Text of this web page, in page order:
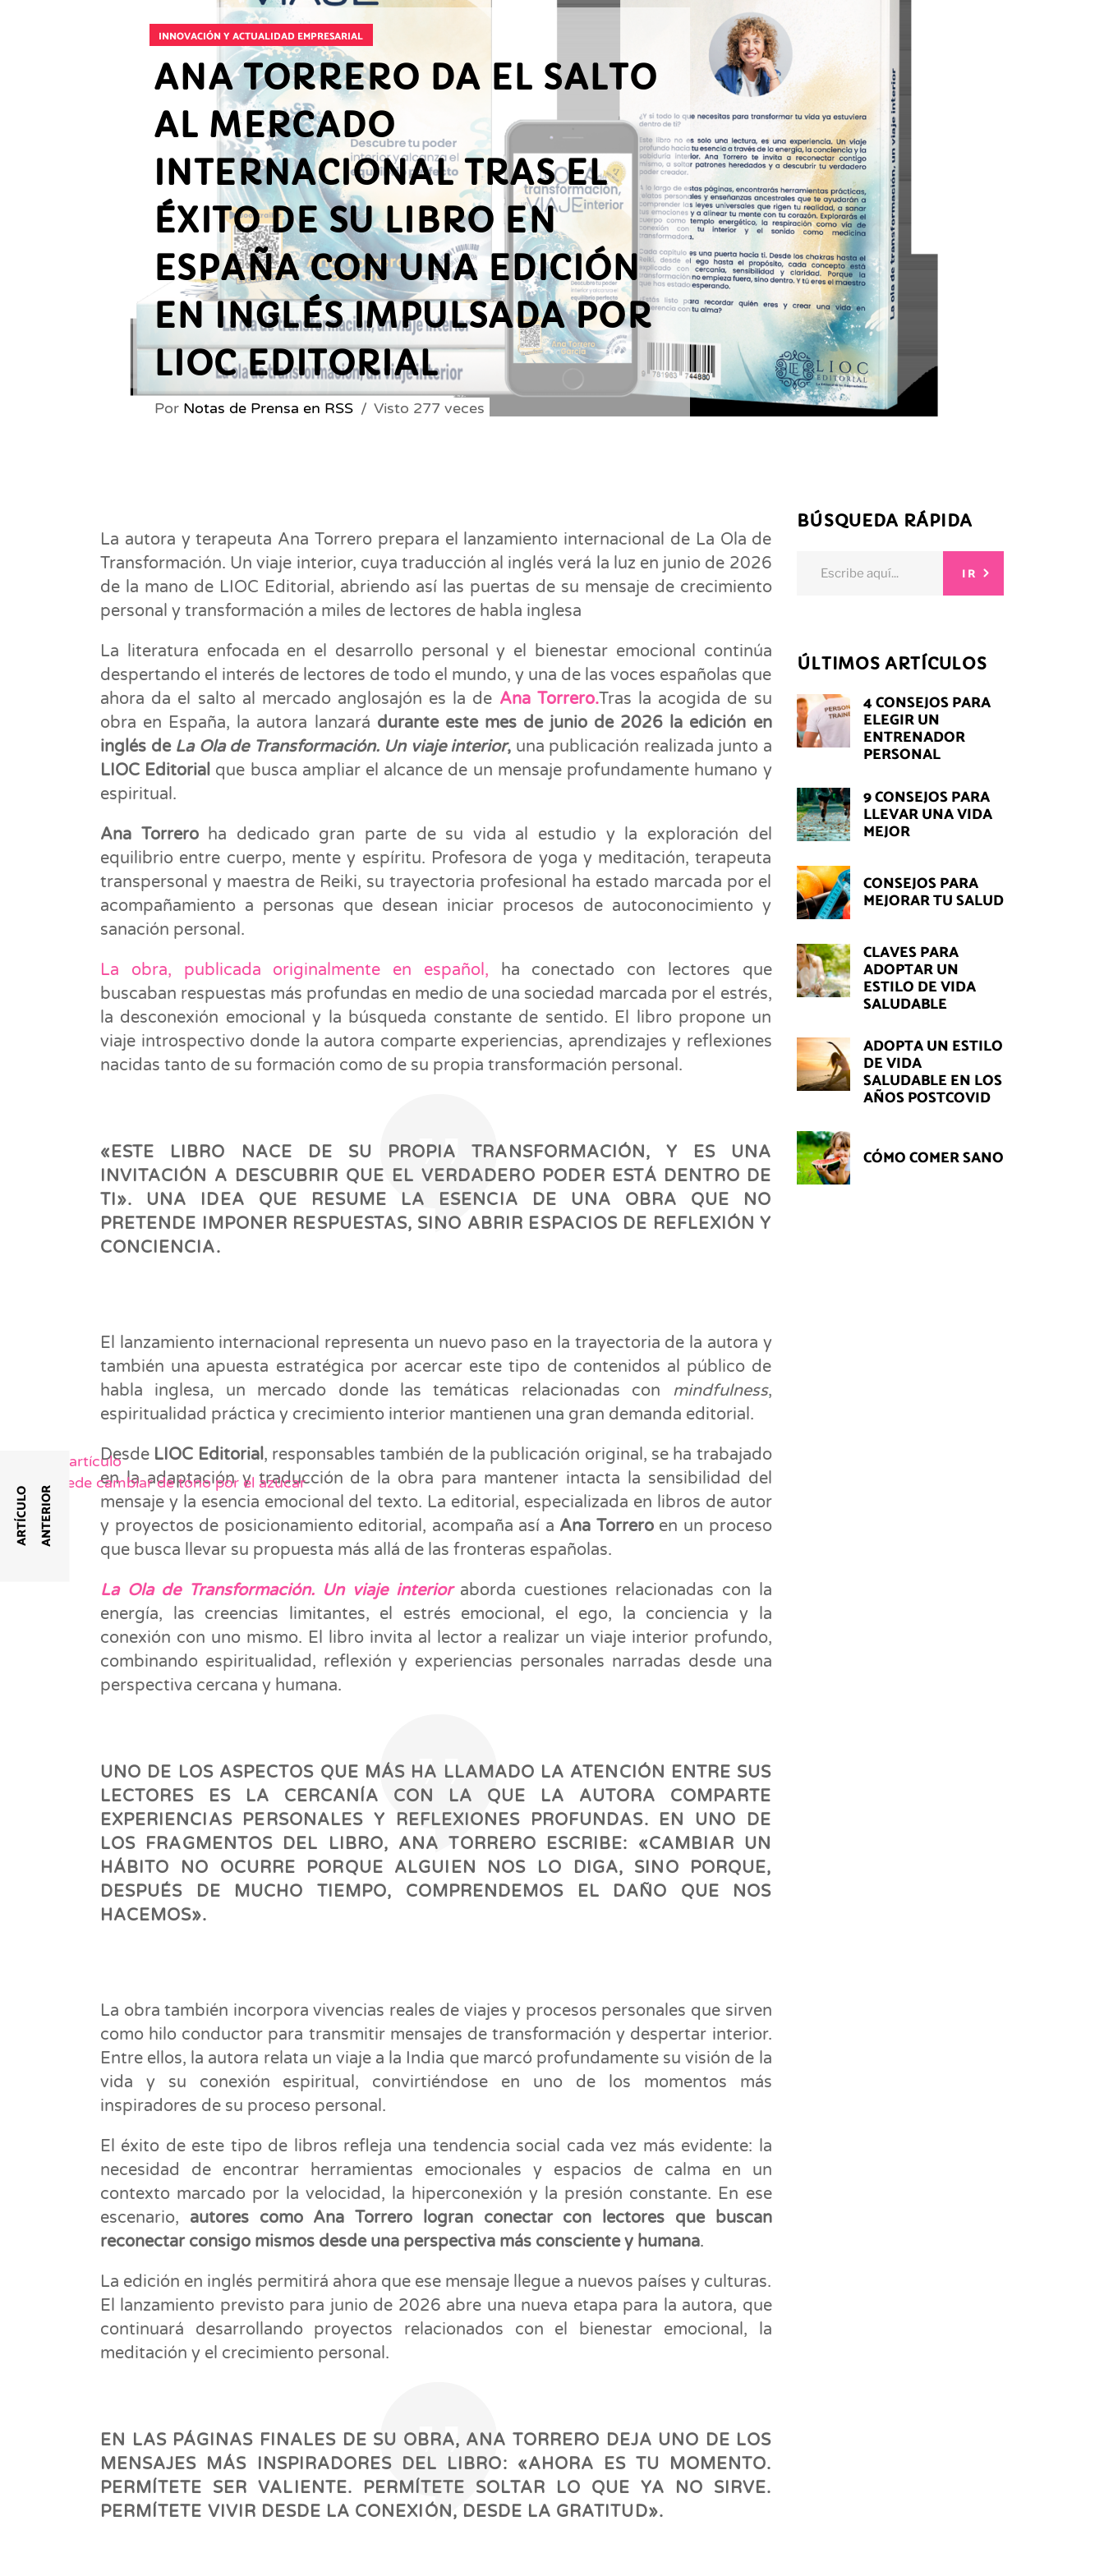
INNOVACIÓN Y ACTUALIDAD EMPRESARIAL
ANA TORRERO DA EL SALTO
AL MERCADO
INTERNACIONAL TRAS EL
ÉXITO DE SU LIBRO EN
ESPAÑA CON UNA EDICIÓN
EN INGLÉS IMPULSADA POR
LIOC EDITORIAL
Por Notas de Prensa en RSS Visto 277 veces
La autora y terapeuta Ana Torrero prepara el lanzamiento internacional de La Ola de
Transformación. Un viaje interior, cuya traducción al inglés verá la luz en junio de 2026
de la mano de LIOC Editorial, abriendo así las puertas de su mensaje de crecimiento
personal y transformación a miles de lectores de habla inglesa
La literatura enfocada en el desarrollo personal y el bienestar emocional continúa
despertando el interés de lectores de todo el mundo, y una de las voces españolas que
ahora da el salto al mercado anglosajón es la de Ana Torrero.Tras la acogida de su
obra en España, la autora lanzará durante este mes de junio de 2026 la edición en
inglés de La Ola de Transformación. Un viaje interior, una publicación realizada junto a
LIOC Editorial que busca ampliar el alcance de un mensaje profundamente humano y
espiritual.
Ana Torreroha dedicado gran parte de su vida al estudio y la exploración del
equilibrio entre cuerpo, mente y espíritu. Profesora de yoga y meditación, terapeuta
transpersonal y maestra de Reiki, su trayectoria profesional ha estado marcada por el
acompañamiento a personas que desean iniciar procesos de autoconocimiento y
sanación personal.
La obra, publicada originalmente en español, ha conectado con lectores que
buscaban respuestas más profundas en medio de una sociedad marcada por el estrés,
la desconexión emocional y la búsqueda constante de sentido. El libro propone un
viaje introspectivo donde la autora comparte experiencias, aprendizajes y reflexiones
nacidas tanto de su formación como de su propia transformación personal.
«ESTE LIBRO NACE DE SU PROPIA TRANSFORMACIÓN, Y ES UNA
INVITACIÓN A DESCUBRIR QUE EL VERDADERO PODER ESTÁ DENTRO DE
TI». UNA IDEA QUE RESUME LA ESENCIA DE UNA OBRA QUE NO
PRETENDE IMPONER RESPUESTAS, SINO ABRIR ESPACIOS DE REFLEXIÓN Y
CONCIENCIA.
El lanzamiento internacional representa un nuevo paso en la trayectoria de la autora y
también una apuesta estratégica por acercar este tipo de contenidos al público de
habla inglesa, un mercado donde las temáticas relacionadas con mindfulness,
espiritualidad práctica y crecimiento interior mantienen una gran demanda editorial.
Desde LIOC Editorial, responsables también de la publicación original, se ha trabajado
en la adaptación y traducción de la obra para mantener intacta la sensibilidad del
mensaje y la esencia emocional del texto. La editorial, especializada en libros de autor
y proyectos de posicionamiento editorial, acompaña así a Ana Torreroen un proceso
que busca llevar su propuesta más allá de las fronteras españolas.
La Ola de Transformación. Un viaje interior aborda cuestiones relacionadas con la
energía, las creencias limitantes, el estrés emocional, el ego, la conciencia y la
conexión con uno mismo. El libro invita al lector a realizar un viaje interior profundo,
combinando espiritualidad, reflexión y experiencias personales narradas desde una
perspectiva cercana y humana.
UNO DE LOS ASPECTOS QUE MÁS HA LLAMADO LA ATENCIÓN ENTRE SUS
LECTORES ES LA CERCANÍA CON LA QUE LA AUTORA COMPARTE
EXPERIENCIAS PERSONALES Y REFLEXIONES PROFUNDAS. EN UNO DE
LOS FRAGMENTOS DEL LIBRO, ANA TORRERO ESCRIBE: «CAMBIAR UN
HÁBITO NO OCURRE PORQUE ALGUIEN NOS LO DIGA, SINO PORQUE,
DESPUÉS DE MUCHO TIEMPO, COMPRENDEMOS EL DAÑO QUE NOS
HACEMOS».
La obra también incorpora vivencias reales de viajes y procesos personales que sirven
como hilo conductor para transmitir mensajes de transformación y despertar interior.
Entre ellos, la autora relata un viaje a la India que marcó profundamente su visión de la
vida y su conexión espiritual, convirtiéndose en uno de los momentos más
inspiradores de su proceso personal.
El éxito de este tipo de libros refleja una tendencia social cada vez más evidente: la
necesidad de encontrar herramientas emocionales y espacios de calma en un
contexto marcado por la velocidad, la hiperconexión y la presión constante. En ese
escenario, autores como Ana Torrero logran conectar con lectores que buscan
reconectar consigo mismos desde una perspectiva más consciente y humana.
La edición en inglés permitirá ahora que ese mensaje llegue a nuevos países y culturas.
El lanzamiento previsto para junio de 2026 abre una nueva etapa para la autora, que
continuará desarrollando proyectos relacionados con el bienestar emocional, la
meditación y el crecimiento personal.
EN LAS PÁGINAS FINALES DE SU OBRA, ANA TORRERO DEJA UNO DE LOS
MENSAJES MÁS INSPIRADORES DEL LIBRO: «AHORA ES TU MOMENTO.
PERMÍTETE SER VALIENTE. PERMÍTETE SOLTAR LO QUE YA NO SIRVE.
PERMÍTETE VIVIR DESDE LA CONEXIÓN, DESDE LA GRATITUD».
A
R
T
Í
C
U
L
O
A
N
T
E
R
I
O R
Siguiente artículo
La piel puede cambiar de tono por el azúcar
BÚSQUEDA RÁPIDA
IR
ÚLTIMOS ARTÍCULOS
4 CONSEJOS PARA
ELEGIR UN
ENTRENADOR
PERSONAL
9 CONSEJOS PARA
LLEVAR UNA VIDA
MEJOR
CONSEJOS PARA
MEJORAR TU SALUD
CLAVES PARA
ADOPTAR UN
ESTILO DE VIDA
SALUDABLE
ADOPTA UN ESTILO
DE VIDA
SALUDABLE EN LOS
AÑOS POSTCOVID
CÓMO COMER SANO